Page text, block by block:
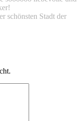
schönsten Stadt der